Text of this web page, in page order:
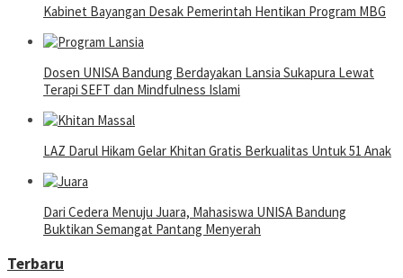
Kabinet Bayangan Desak Pemerintah Hentikan Program MBG
Dosen UNISA Bandung Berdayakan Lansia Sukapura Lewat
Terapi SEFT dan Mindfulness Islami
LAZ Darul Hikam Gelar Khitan Gratis Berkualitas Untuk 51 Anak
Dari Cedera Menuju Juara, Mahasiswa UNISA Bandung
Buktikan Semangat Pantang Menyerah
Terbaru